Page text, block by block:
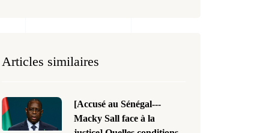
Articles similaires
[Accusé au Sénégal---
Macky Sall face à la